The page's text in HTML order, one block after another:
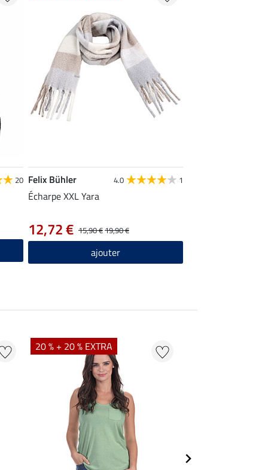
20 Felix Bühler 4.0 1
Écharpe XXL Yara
15,90 €19,90 €
12,72 €
ajouter
20 % + 20 % EXTRA